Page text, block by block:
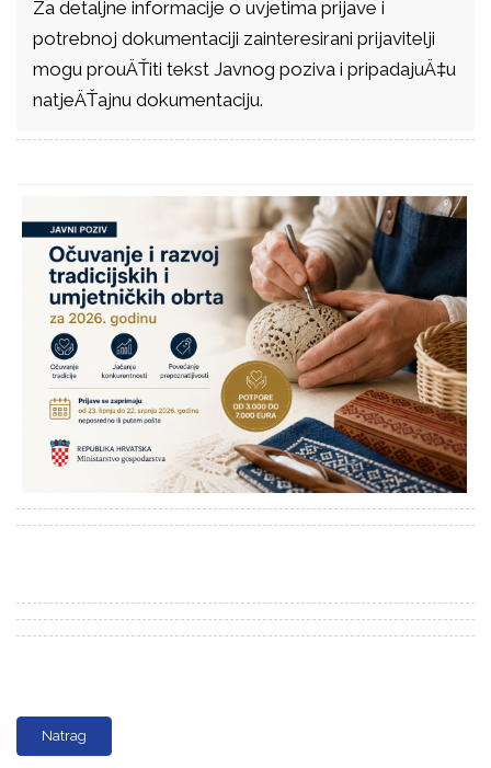
Za detaljne informacije o uvjetima prijave i
potrebnoj dokumentaciji zainteresirani prijavitelji
mogu prouÄŤiti tekst Javnog poziva i pripadajuÄ‡u
natjeÄŤajnu dokumentaciju.
Natrag